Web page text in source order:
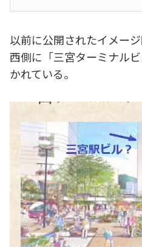
以前に公開されたイメー
西側に「三宮ターミナル
かれている。